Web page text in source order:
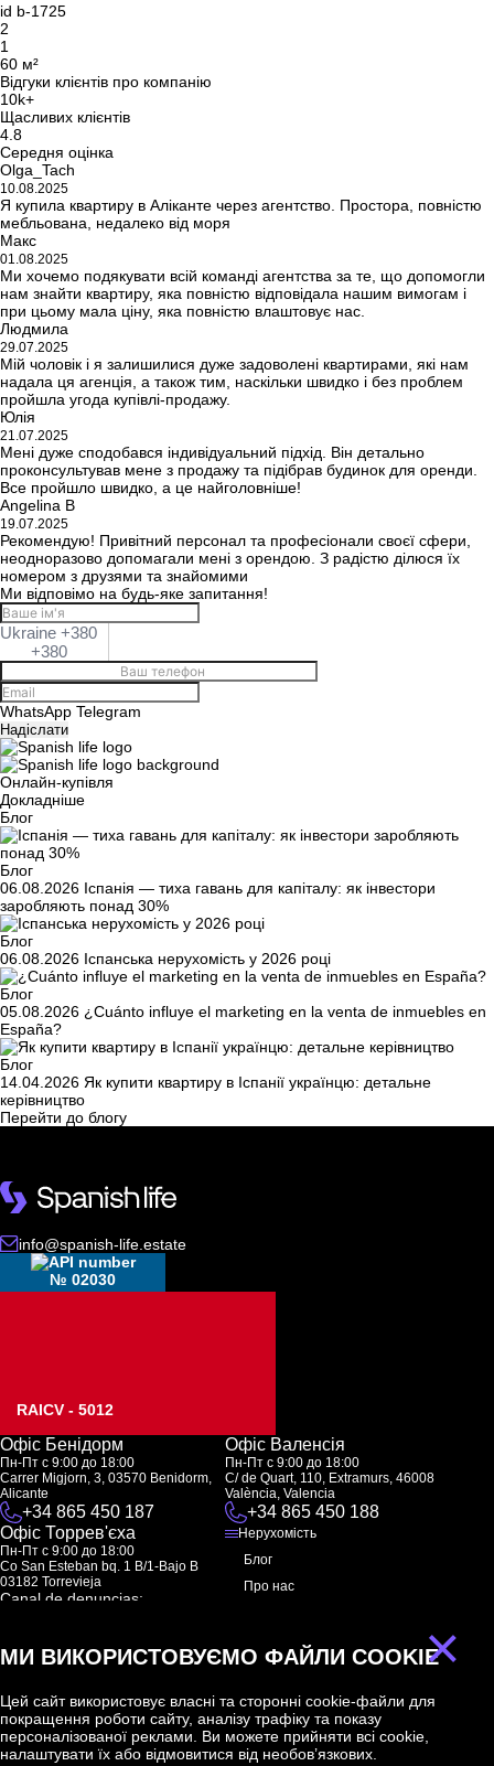
id b-1725
2
1
60 м²
Відгуки клієнтів про компанію
10k+
Щасливих клієнтів
4.8
Середня оцінка
Olga_Tach
10.08.2025
Я купила квартиру в Аліканте через агентство. Простора, повністю
мебльована, недалеко від моря
Макс
01.08.2025
Ми хочемо подякувати всій команді агентства за те, що допомогли
нам знайти квартиру, яка повністю відповідала нашим вимогам і
при цьому мала ціну, яка повністю влаштовує нас.
Людмила
29.07.2025
Мій чоловік і я залишилися дуже задоволені квартирами, які нам
надала ця агенція, а також тим, наскільки швидко і без проблем
пройшла угода купівлі-продажу.
Юлія
21.07.2025
Мені дуже сподобався індивідуальний підхід. Він детально
проконсультував мене з продажу та підібрав будинок для оренди.
Все пройшло швидко, а це найголовніше!
Angelina B
19.07.2025
Рекомендую! Привітний персонал та професіонали своєї сфери,
неодноразово допомагали мені з орендою. З радістю ділюся їх
номером з друзями та знайомими
Ми відповімо на будь-яке запитання!
Ukraine +380
+380
WhatsApp Telegram
Надіслати
Онлайн-купівля
Докладніше
Блог
Блог
06.08.2026 Іспанія — тиха гавань для капіталу: як інвестори
заробляють понад 30%
Блог
06.08.2026 Іспанська нерухомість у 2026 році
Блог
05.08.2026 ¿Cuánto influye el marketing en la venta de inmuebles en
España?
Блог
14.04.2026 Як купити квартиру в Іспанії українцю: детальне
керівництво
Перейти до блогу
info@spanish-life.estate
№ 02030
RAICV - 5012
Офіс Бенідорм
Пн-Пт с 9:00 до 18:00
Carrer Migjorn, 3, 03570 Benidorm,
Alicante
+34 865 450 187
Офіс Валенсія
Пн-Пт с 9:00 до 18:00
C/ de Quart, 110, Extramurs, 46008
València, Valencia
+34 865 450 188
Офіс Торрев'єха
Пн-Пт с 9:00 до 18:00
Co San Esteban bq. 1 B/1-Bajo B
03182 Torrevieja
Canal de denuncias:
Нерухомість
Блог
Про нас
Підписка
Підпишіться на наші новини. Щотижнева розсилка
×
МИ ВИКОРИСТОВУЄМО ФАЙЛИ COOKIE
Цей сайт використовує власні та сторонні cookie-файли для
покращення роботи сайту, аналізу трафіку та показу
персоналізованої реклами. Ви можете прийняти всі cookie,
налаштувати їх або відмовитися від необов’язкових.